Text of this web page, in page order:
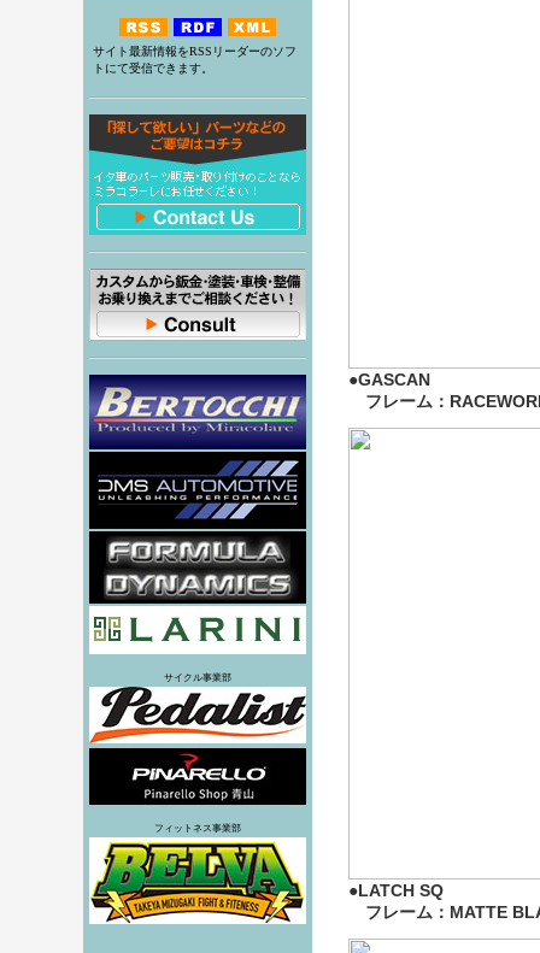
サイト最新情報をRSSリーダーのソフ
トにて受信できます。
サイクル事業部
フィットネス事業部
●GASCAN
フレーム：
●LATCH SQ
フレーム：MATTE